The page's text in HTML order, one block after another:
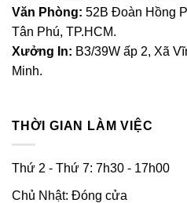
Văn Phòng: 52B Đoàn Hồng
Tân Phú, TP.HCM.
Xưởng In: B3/39W ấp 2, Xã
Minh.
THỜI GIAN LÀM VIỆC
Thứ 2 - Thứ 7: 7h30 - 17h00
Chủ Nhật: Đóng cửa